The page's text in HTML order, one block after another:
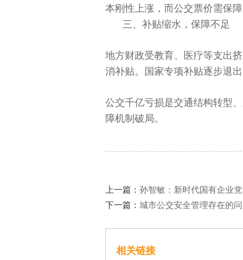
本刚性上涨，而公交票价需保
三、补贴缩水，保障不足
地方财政受教育、医疗等支出
消补贴。国家专项补贴逐步退
公交千亿亏损是交通结构转型
障机制破局。
上一篇： 孙智敏：新时代国有企业
下一篇： 城市公交安全管理存在的
相关链接